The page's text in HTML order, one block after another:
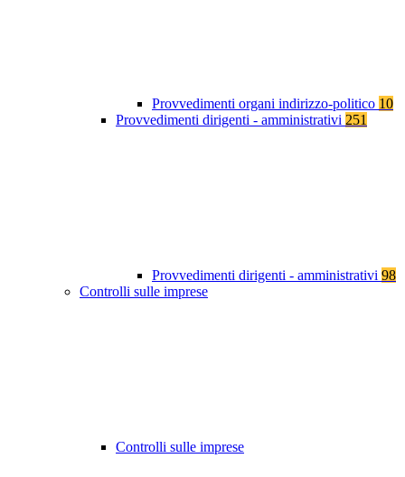
Provvedimenti organi indirizzo-politico 10
Provvedimenti dirigenti - amministrativi 251
Provvedimenti dirigenti - amministrativi 98
Controlli sulle imprese
Controlli sulle imprese